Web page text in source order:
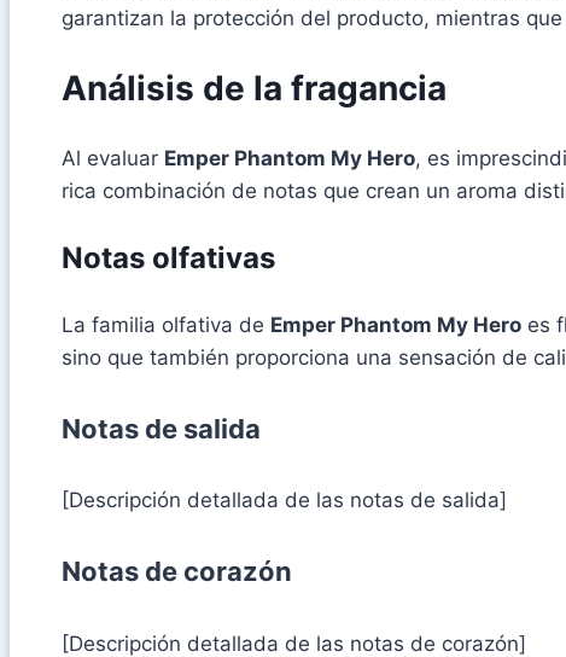
garantizan la protección del producto, mientras
Análisis de la fragancia
Al evaluar Emper Phantom My Hero, es
rica combinación de notas que crean un aroma
Notas olfativas
La familia olfativa de Emper Phantom My Hero es
sino que también proporciona una sensación de
Notas de salida
[Descripción detallada de las notas de salida]
Notas de corazón
[Descripción detallada de las notas de corazón]